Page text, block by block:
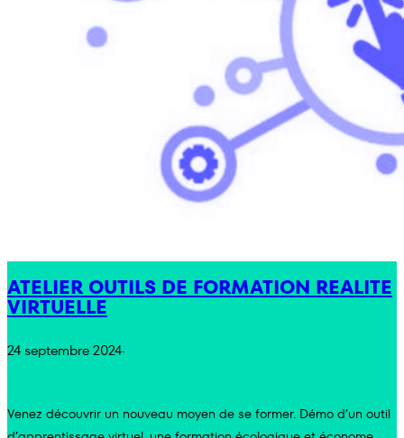
ATELIER OUTILS DE FORMATION REALITE
VIRTUELLE
24 septembre 2024·
Venez découvrir un nouveau moyen de se former. Démo d’un outil